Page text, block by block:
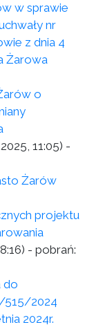
w sprawie
nr
z dnia 4
Żarowa
o
11:05) -
Żarów
projektu
- pobrań:
do
515/2024
2024r.